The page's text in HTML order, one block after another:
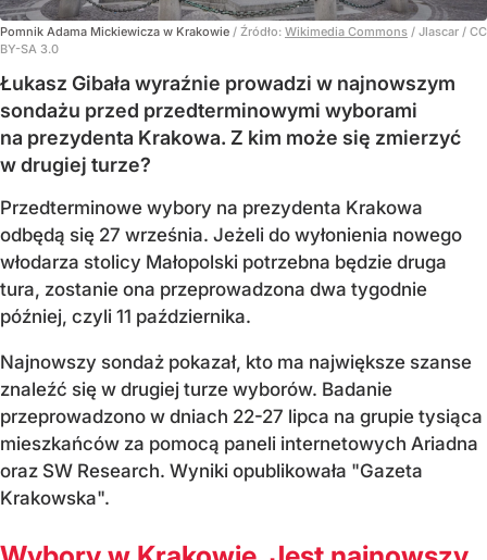
Pomnik Adama Mickiewicza w Krakowie / Źródło: Wikimedia Commons / Jlascar / CC
BY-SA 3.0
Łukasz Gibała wyraźnie prowadzi w najnowszym
sondażu przed przedterminowymi wyborami
na prezydenta Krakowa. Z kim może się zmierzyć
w drugiej turze?
Przedterminowe wybory na prezydenta Krakowa
odbędą się 27 września. Jeżeli do wyłonienia nowego
włodarza stolicy Małopolski potrzebna będzie druga
tura, zostanie ona przeprowadzona dwa tygodnie
później, czyli 11 października.
Najnowszy sondaż pokazał, kto ma największe szanse
znaleźć się w drugiej turze wyborów. Badanie
przeprowadzono w dniach 22-27 lipca na grupie tysiąca
mieszkańców za pomocą paneli internetowych Ariadna
oraz SW Research. Wyniki opublikowała "Gazeta
Krakowska".